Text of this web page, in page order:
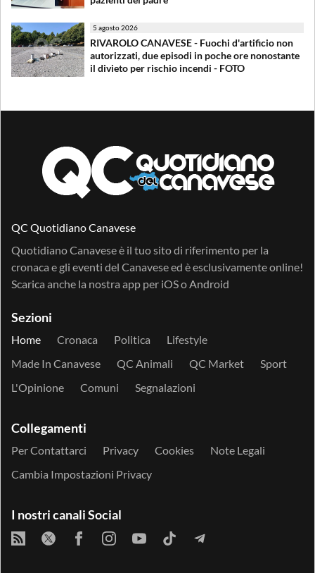
5 agosto 2026
RIVAROLO CANAVESE - Fuochi d'artificio non
autorizzati, due episodi in poche ore nonostante
il divieto per rischio incendi - FOTO
QC Quotidiano Canavese
Quotidiano Canavese è il tuo sito di riferimento per la
cronaca e gli eventi del Canavese ed è esclusivamente online!
Scarica anche la nostra app per iOSo Android
Sezioni
Home Cronaca Politica
Lifestyle
Made In Canavese
QC Animali QC Market
Sport
L'Opinione
Comuni Segnalazioni
Collegamenti
Per Contattarci Privacy Cookies
Note Legali
Cambia Impostazioni Privacy
I nostri canali Social